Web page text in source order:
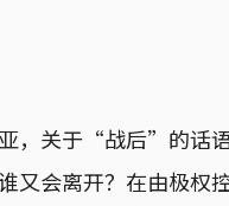
，关于“战后”的话
又会离开？在由极权